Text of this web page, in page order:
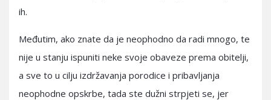
ih.
Međutim, ako znate da je neophodno da radi mnogo, te
nije u stanju ispuniti neke svoje obaveze prema obitelji,
a sve to u cilju izdržavanja porodice i pribavljanja
neophodne opskrbe, tada ste dužni strpjeti se, jer